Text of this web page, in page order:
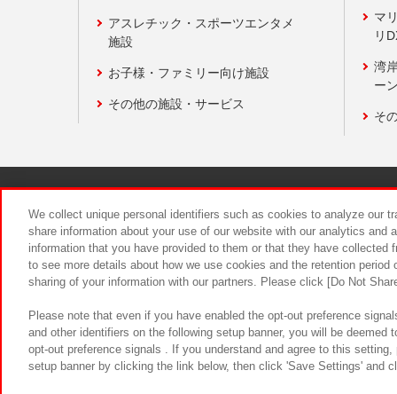
アスレチック・スポーツエンタメ
施設
お子様・ファミリー向け施設
その他の施設・サービス
マ
リ
湾
ー
そ
食品のご
We collect unique personal identifiers such as cookies to analyze our
share information about your use of our website with our analytics and
information that you have provided to them or that they have
to see more details about how we use cookies and the retention
sharing of your information with our partners. Please click [Do Not
Please note that even if you have enabled the opt-out preference
and other identifiers on the following setup banner, you will be
opt-out preference signals . If you understand and agree to this
setup banner by clicking the link below, then click 'Save Settings' and